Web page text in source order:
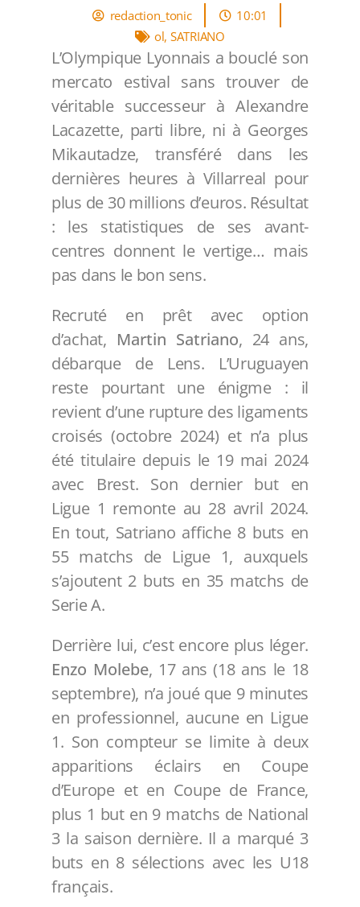
redaction_tonic
10:01
ol, SATRIANO
L’Olympique Lyonnais a bouclé son
mercato estival sans trouver de
véritable successeur à Alexandre
Lacazette, parti libre, ni à Georges
Mikautadze, transféré dans les
dernières heures à Villarreal pour
plus de 30 millions d’euros. Résultat
: les statistiques de ses avant-
centres donnent le vertige… mais
pas dans le bon sens.
Recruté en prêt avec option
d’achat, Martin Satriano, 24 ans,
débarque de Lens. L’Uruguayen
reste pourtant une énigme : il
revient d’une rupture des ligaments
croisés (octobre 2024) et n’a plus
été titulaire depuis le 19 mai 2024
avec Brest. Son dernier but en
Ligue 1 remonte au 28 avril 2024.
En tout, Satriano affiche 8 buts en
55 matchs de Ligue 1, auxquels
s’ajoutent 2 buts en 35 matchs de
Serie A.
Derrière lui, c’est encore plus léger.
Enzo Molebe, 17 ans (18 ans le 18
septembre), n’a joué que 9 minutes
en professionnel, aucune en Ligue
1. Son compteur se limite à deux
apparitions éclairs en Coupe
d’Europe et en Coupe de France,
plus 1 but en 9 matchs de National
3 la saison dernière. Il a marqué 3
buts en 8 sélections avec les U18
français.